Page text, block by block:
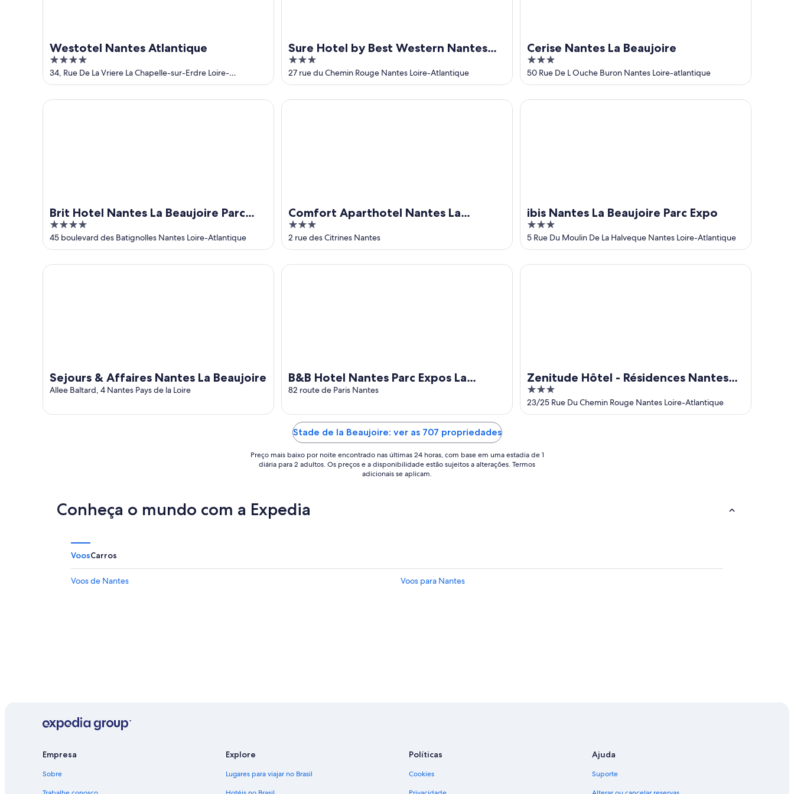
ago.
Westotel Nantes Atlantique
4
out
of
5
34, Rue De La Vriere La Chapelle-sur-Erdre Loire-
Atlantique
Sure Hotel by Best Western Nantes
Beaujoire
3
out
of
5
27 rue du Chemin Rouge Nantes Loire-Atlantique
Cerise Nantes La Beaujoire
3
out
of
5
50 Rue De L Ouche Buron Nantes Loire-atlantique
Brit Hotel Nantes La Beaujoire Parc
Expo
4
out
of
5
45 boulevard des Batignolles Nantes Loire-Atlantique
Brit Hotel Nantes La Beaujoire Parc Expo
Comfort Aparthotel Nantes La
Beaujoire
3
out
of
5
2 rue des Citrines Nantes
Comfort Aparthotel Nantes La Beaujoire
ibis Nantes La Beaujoire Parc Expo
3
out
of
5
5 Rue Du Moulin De La Halveque Nantes Loire-Atlantique
ibis Nantes La Beaujoire Parc Expo
Sejours & Affaires Nantes La Beaujoire
Allee Baltard, 4 Nantes Pays de la Loire
Sejours & Affaires Nantes La Beaujoire
B&B Hotel Nantes Parc Expos La
Beaujoire
82 route de Paris Nantes
B&B Hotel Nantes Parc Expos La Beaujoire
Zenitude Hôtel - Résidences Nantes
Métropole
3
out
of
23/25 Rue Du Chemin Rouge Nantes Loire-Atlantique
Zenitude Hôtel - Résidences Nantes Métropole
Stade de la Beaujoire: ver as 707 propriedades
Preço mais baixo por noite encontrado nas últimas 24 horas, com base em uma estadia de 1
diária para 2 adultos. Os preços e a disponibilidade estão sujeitos a alterações. Termos
adicionais se aplicam.
Conheça o mundo com a Expedia
VoosCarros
Voos de Nantes Voos para Nantes
Empresa
Sobre
Explore
Lugares para viajar no Brasil
Políticas
Cookies
Ajuda
Suporte